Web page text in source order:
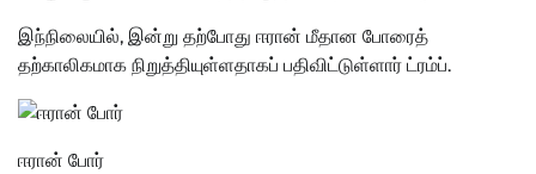
இந்நிலையில், இன்று தற்போது ஈரான் மீதான போரைத்
தற்காலிகமாக நிறுத்தியுள்ளதாகப் பதிவிட்டுள்ளார் ட்ரம்ப்.
ஈரான் போர்